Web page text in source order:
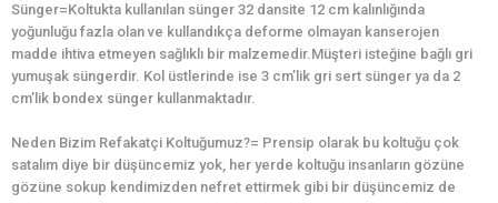
Sünger=Koltukta kullanılan sünger 32 dansite 12 cm kalınlığında
yoğunluğu fazla olan ve kullandıkça deforme olmayan kanserojen
madde ihtiva etmeyen sağlıklı bir malzemedir.Müşteri isteğine bağlı gri
yumuşak süngerdir. Kol üstlerinde ise 3 cm’lik gri sert sünger ya da 2
cm’lik bondex sünger kullanmaktadır.
Neden Bizim Refakatçi Koltuğumuz?= Prensip olarak bu koltuğu çok
satalım diye bir düşüncemiz yok, her yerde koltuğu insanların gözüne
gözüne sokup kendimizden nefret ettirmek gibi bir düşüncemiz de